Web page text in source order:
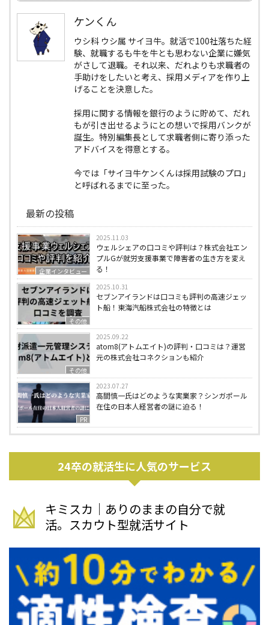
ケンくん
ウシ科 ウシ属 サイヨ牛。就活で100社落ちた経
験、就職するも牛を牛とも思わない企業に嫌気
がさして退職。それ以来、だれよりも求職者の
手助けをしたいと考え、採用メディアを作り上
げることを決意した。
採用に関する情報を銀行のように貯めて、だれ
もが引き出せるようにとの想いで採用バンクが
誕生。特別編集長として求職者側に寄り添った
アドバイスを得意とする。
今では「サイヨ牛ケンくんは採用試験のプロ」
と呼ばれるまでに至った。
最新の投稿
企業インタビュー
2025.11.03
ウェルシェアの口コミや評判は？株式会社エン
プルGが就労支援事業で障害者の生き方を変え
る！
その他
2025.10.31
セブンアイランドは口コミも評判の高速ジェッ
ト船！東海汽船株式会社の特徴とは
その他
2025.09.22
atom8(アトムエイト)の評判・口コミは？運営
元の株式会社コネクションも紹介
PR
2023.07.27
高間慎一氏はどのような実業家？シンガポール
在住の日本人経営者の謎に迫る！
24卒の就活生に人気のサービス
キミスカ｜ありのままの自分で就
活。スカウト型就活サイト